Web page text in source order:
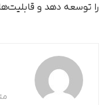
را توسعه دهد و